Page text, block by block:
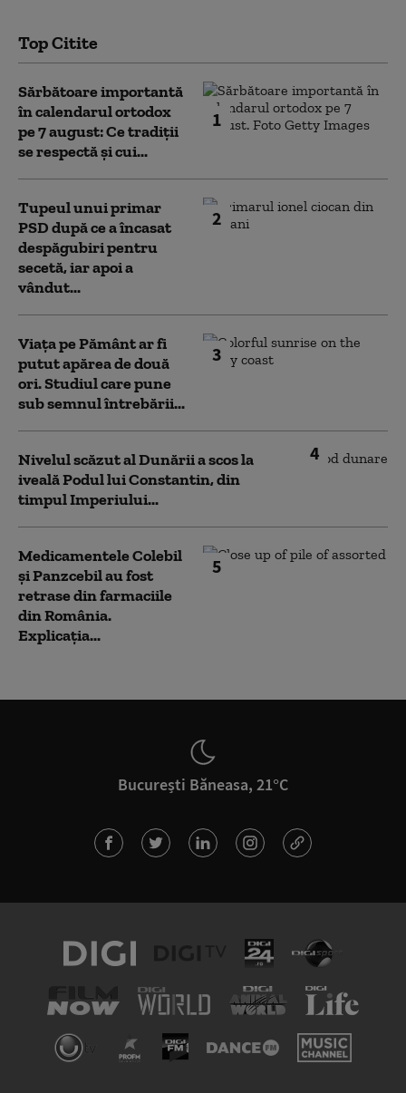
Top Citite
1
Sărbătoare importantă
în calendarul ortodox
pe 7 august: Ce tradiții
se respectă și cui...
2
Tupeul unui primar
PSD după ce a încasat
despăgubiri pentru
secetă, iar apoi a
vândut...
3
Viața pe Pământ ar fi
putut apărea de două
ori. Studiul care pune
sub semnul întrebării...
4
Nivelul scăzut al Dunării a scos la
iveală Podul lui Constantin, din
timpul Imperiului...
5
Medicamentele Colebil
și Panzcebil au fost
retrase din farmaciile
din România.
Explicația...
București Băneasa, 21°C